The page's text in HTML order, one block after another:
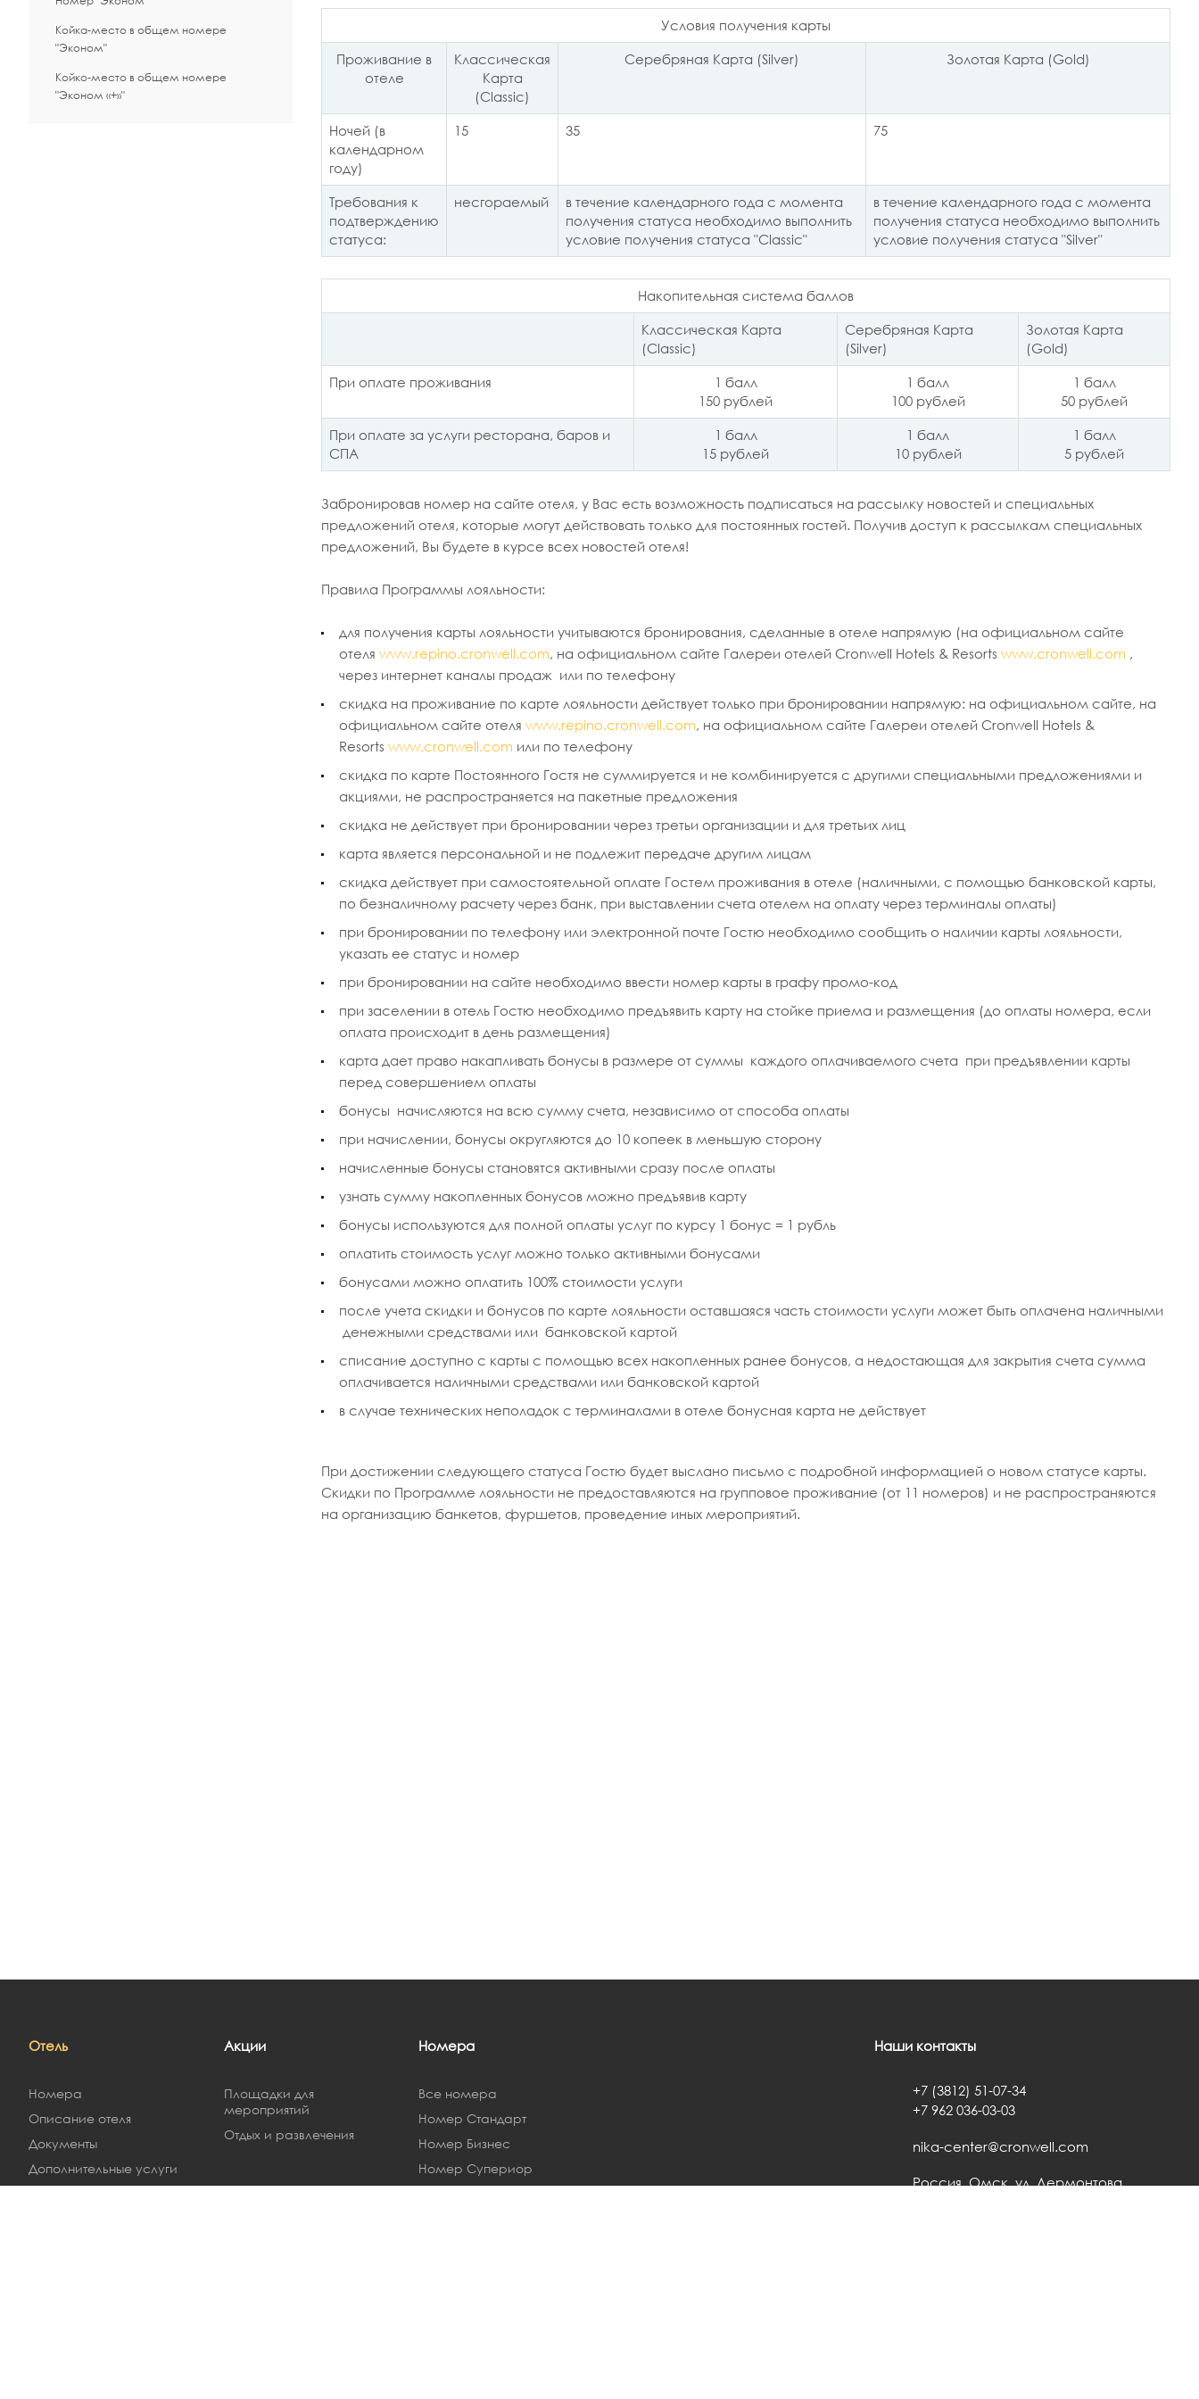
АКЦИИ Все акции
Койка-место в общем номере
"Эконом"
Койко-место в общем номере
"Эконом «+»"
Условия получения карты
Проживание в
отеле
Классическая
Карта
(Classic)
Серебряная Карта (Silver) Золотая Карта (Gold)
Ночей (в
календарном
году)
15 35 75
Требования к
подтверждению
статуса:
несгораемый
в течение календарного года с момента
получения статуса необходимо выполнить
условие получения статуса "Classic"
в течение календарного года с момента
получения статуса необходимо выполнить
условие получения статуса "Silver"
Накопительная система баллов
Классическая Карта
(Classic)
Серебряная Карта
(Silver)
Золотая Карта
(Gold)
При оплате проживания
1 балл
150 рублей
1 балл
100 рублей
1 балл
50 рублей
При оплате за услуги ресторана, баров и
СПА
1 балл
15 рублей
1 балл
10 рублей
1 балл
5 рублей
Забронировав номер на сайте отеля, у Вас есть возможность подписаться на рассылку новостей и специальных
предложений отеля, которые могут действовать только для постоянных гостей. Получив доступ к рассылкам специальных
предложений, Вы будете в курсе всех новостей отеля!
Правила Программы лояльности:
для получения карты лояльности учитываются бронирования, сделанные в отеле напрямую (на официальном сайте
отеля www.repino.cronwell.com, на официальном сайте Галереи отелей Cronwell Hotels & Resorts www.cronwell.com ,
через интернет каналы продаж или по телефону
скидка на проживание по карте лояльности действует только при бронировании напрямую: на официальном сайте, на
официальном сайте отеля www.repino.cronwell.com, на официальном сайте Галереи отелей Cronwell Hotels &
Resorts www.cronwell.com или по телефону
скидка по карте Постоянного Гостя не суммируется и не комбинируется с другими специальными предложениями и
акциями, не распространяется на пакетные предложения
скидка не действует при бронировании через третьи организации и для третьих лиц
карта является персональной и не подлежит передаче другим лицам
скидка действует при самостоятельной оплате Гостем проживания в отеле (наличными, с помощью банковской карты,
по безналичному расчету через банк, при выставлении счета отелем на оплату через терминалы оплаты)
при бронировании по телефону или электронной почте Гостю необходимо сообщить о наличии карты лояльности,
указать ее статус и номер
при бронировании на сайте необходимо ввести номер карты в графу промо-код
при заселении в отель Гостю необходимо предъявить карту на стойке приема и размещения (до оплаты номера, если
оплата происходит в день размещения)
карта дает право накапливать бонусы в размере от суммы каждого оплачиваемого счета при предъявлении карты
перед совершением оплаты
бонусы начисляются на всю сумму счета, независимо от способа оплаты
при начислении, бонусы округляются до 10 копеек в меньшую сторону
начисленные бонусы становятся активными сразу после оплаты
узнать сумму накопленных бонусов можно предъявив карту
бонусы используются для полной оплаты услуг по курсу 1 бонус = 1 рубль
оплатить стоимость услуг можно только активными бонусами
бонусами можно оплатить 100% стоимости услуги
после учета скидки и бонусов по карте лояльности оставшаяся часть стоимости услуги может быть оплачена наличными
денежными средствами или банковской картой
списание доступно с карты с помощью всех накопленных ранее бонусов, а недостающая для закрытия счета сумма
оплачивается наличными средствами или банковской картой
в случае технических неполадок с терминалами в отеле бонусная карта не действует
При достижении следующего статуса Гостю будет выслано письмо с подробной информацией о новом статусе карты.
Скидки по Программе лояльности не предоставляются на групповое проживание (от 11 номеров) и не распространяются
на организацию банкетов, фуршетов, проведение иных мероприятий.
Отель
Номера
Описание отеля
Документы
Дополнительные услуги
Акции
Площадки для
мероприятий
Отдых и развлечения
Номера
Все номера
Номер Стандарт
Номер Бизнес
Номер Супериор
Наши контакты
+7 (3812) 51-07-34
+7 962 036-03-03
nika-center@cronwell.com
Россия, Омск, ул. Лермонтова,